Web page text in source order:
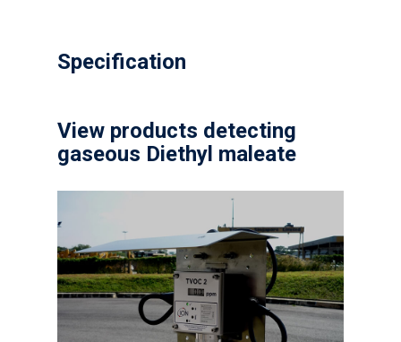
Specification
View products detecting
gaseous Diethyl maleate